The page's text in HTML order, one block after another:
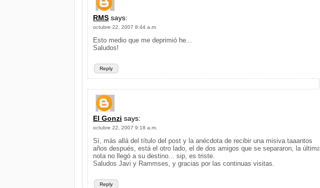
RMS says:
octubre 22, 2007 8:44 a.m.
Reply
Esto medio que me deprimió he...
Saludos!
El Gonzi says:
octubre 22, 2007 9:18 a.m.
Reply
Sí, más allá del título del post y la anécdota de recibir una misiva taaantos
años después, está el otro lado, el de dos amigos que se separaron, la última
nota no llegó a su destino... sip, es triste.
Saludos Javi y Rammses, y gracias por las continuas visitas.